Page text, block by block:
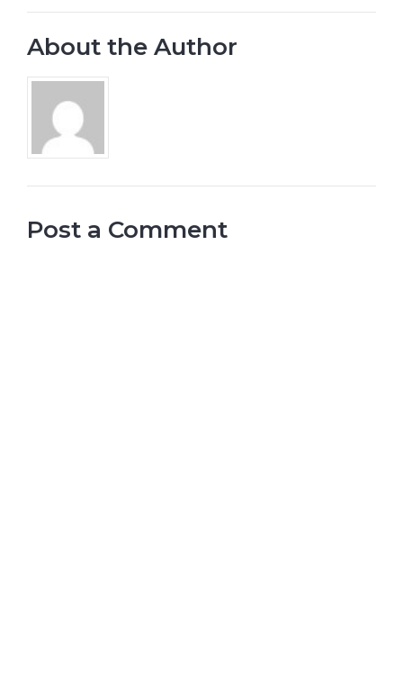
About the Author
Post a Comment